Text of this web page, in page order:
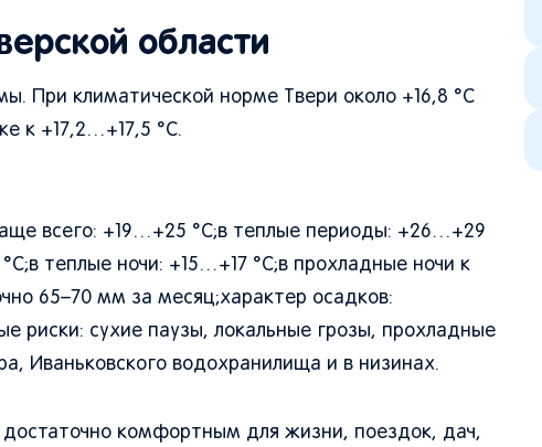
области
При климатической норме Твери около +16,8 °C
к +17,2…+17,5 °C.
всего: +19…+25 °C;в теплые периоды: +26…+29
теплые ночи: +15…+17 °C;в прохладные ночи к
65–70 мм за месяц;характер осадков:
риски: сухие паузы, локальные грозы, прохладные
Иваньковского водохранилища и в низинах.
достаточно комфортным для жизни, поездок, дач,